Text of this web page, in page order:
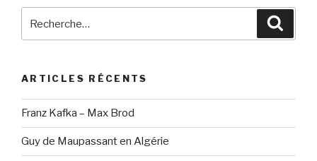
ARTICLES RÉCENTS
Franz Kafka – Max Brod
Guy de Maupassant en Algérie